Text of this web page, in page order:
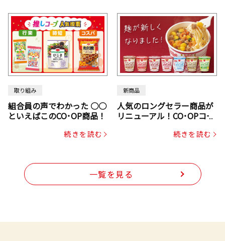
取り組み
組合員の声でわかった ○○
といえばこのCO･OP商品！
続きを読む
新商品
人気のロングセラー商品が
リニューアル！CO･OPコー
続きを読む
一覧を見る